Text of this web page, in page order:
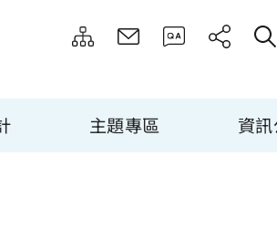
主題專區 資